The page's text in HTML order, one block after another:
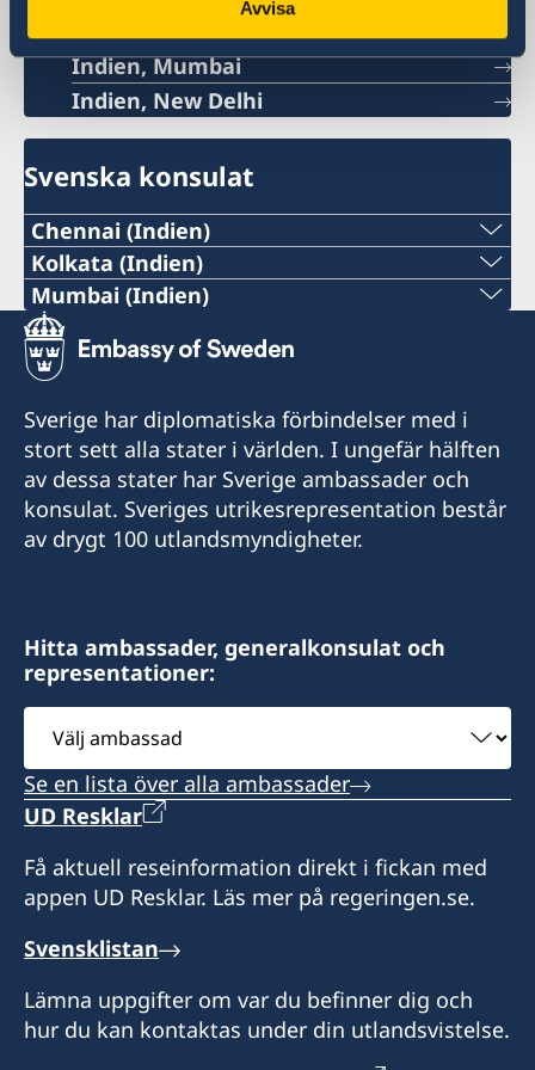
Avvisa
Indien, Mumbai
Indien, New Delhi
Svenska konsulat
Chennai (Indien)
Tel:
+91 44 2811 2232
E-post:
chennai@consulateofsweden.in
Sveriges honorärkonsulat i Chennai
6 Cathedral Road
Chennai, 600086
India
måndag-fredag kl. 10.30-15.00
Mr Arun Vasu
Assistent
Mrs Priya Sundararajan
Kolkata (Indien)
Tel:
+91 33 2248 2080
kolkata@consulateofsweden.in
Sveriges honorärkonsulat i Kolkata
15/B Hemanta Basu Sarani
Öppettider:
Tisdag, onsdag och torsdag kl. 10.30-13.30
Upphämtning av UAT-kort:
Tisdag, onsdag och torsdag kl. 10.30-13.30
Ms Anjumit Nobis
Assistent
Ms Denise Smith
Mumbai (Indien)
Tel:
+91 98195 14916
E-post:
generalkonsulat.mumbai@gov.se
Sveriges Generalkonsulat i Mumbai
Konsulära ärenden:
Måndag: 14 - 16
Tisdag – Fredag: 10 - 12
Öppettid:
Måndag – Torsdag: 9 – 17
Fredag: 9 – 16.30
Generalkonsul
Sven Östberg
Assistant
Sverige har diplomatiska förbindelser med i
stort sett alla stater i världen. I ungefär hälften
av dessa stater har Sverige ambassader och
konsulat. Sveriges utrikesrepresentation består
av drygt 100 utlandsmyndigheter.
Hitta ambassader, generalkonsulat och
representationer:
Välj
ambassad
Se en lista över alla ambassader
UD Resklar
Få aktuell reseinformation direkt i fickan med
appen UD Resklar. Läs mer på regeringen.se.
Svensklistan
Lämna uppgifter om var du befinner dig och
hur du kan kontaktas under din utlandsvistelse.